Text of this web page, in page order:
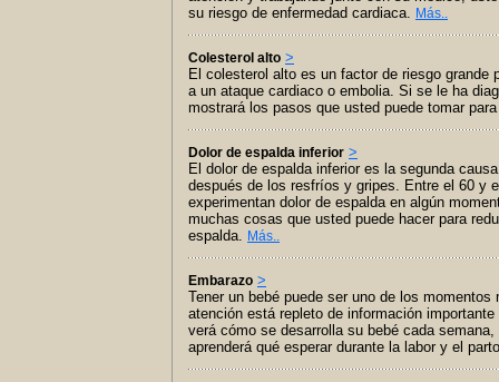
su riesgo de enfermedad cardiaca. Más..
Colesterol alto >
El colesterol alto es un factor de riesgo grande
a un ataque cardiaco o embolia. Si se le ha
mostrará los pasos que usted puede tomar
Dolor de espalda inferior >
El dolor de espalda inferior es la segunda
después de los resfríos y gripes. Entre el 60 y
experimentan dolor de espalda en algún
muchas cosas que usted puede hacer para
espalda. Más..
Embarazo >
Tener un bebé puede ser uno de los
atención está repleto de información
verá cómo se desarrolla su bebé cada
aprenderá qué esperar durante la labor y el